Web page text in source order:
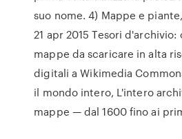
suo nome. 4) Mappe e
21 apr 2015 Tesori
mappe da scaricare in alta
digitali a Wikimedia
il mondo intero, L'intero
mappe — dal 1600 fino ai